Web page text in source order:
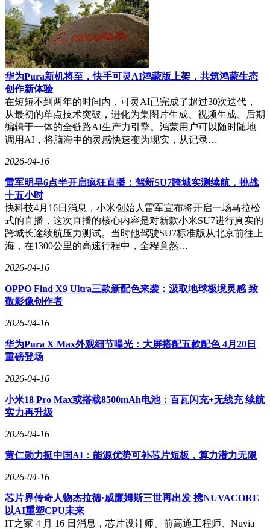
完成感知、推理和物理执行的闭环。邬贺铨指出，针对中小企
业自建算力不足和数据隐私风险高的痛点，本地初算+云端精
算成为最优解，平衡了成本与安全。
智能体业务对算力、云和网络提出了颠覆性要求。与传统互联
网业务相比，智能体业务的驱动主体从人工操作变为机器自主
循环，时间节律从昼夜分明变为7×24小时不间断运行，空间
分布从集中式变为多点网状、多并发级联调用。智能体对算力
的需求激增，单智能体Token消耗可达普通用户的10至1000
倍。尽管Token流量年增速高达330%，但通过小模型普及、极
致压缩和长上下文优化，未来5年算力增速可控制在41%左
右，实现效率与成本的平衡。
智能体时代也重构了云服务。传统云以资源提供为核心，而智
能体时代要求智能体原生云，优先布局智能体原生架构，构建
全局智能调度，搭建分布式记忆与向量引擎，深化“云—边—
端”协同，强化算力与网络优化。这一变革正加速重塑中国云
服务格局，AI云全栈服务迎来爆发，市场向智算融合、绿色
低碳和国产深化升级，覆盖智算基础设施、模型训练/推理、
智能体编排与运维。
网络升级同样迫在眉睫。智能体的长会话持续交互、多智能体
网络流量从南北向为主转为东西向占比80%，QPS提升10至
100倍。网络需从行政区组网转向智算中心—区域云—边缘—
预测与调度等技术，保障确定性与高可靠性。
华为Pura新机将至，快手可灵AI鸿蒙版上架，共筑鸿蒙生态
创作新体验
在短短不到两年的时间内，可灵AI已完成了超过30次迭代，
从最初的单点技术突破，进化为集图片生成、视频生成、后期
编辑于一体的全链路AI生产力引擎。鸿蒙用户可以随时随地
调用AI，将脑海中的灵感快速变为现实，从记录…
2026-04-16
雷军明早6点半开启疯狂直播：驾新SU7跨城实测续航，挑战
十五小时
快科技4月16日消息，小米创始人雷军宣布将开启一场马拉松
式的直播，这次直播的核心内容是对新款小米SU7进行真实的
跨城长途续航压力测试。当时他驾驶SU7标准版从北京前往上
海，在1300公里的高速行程中，全程竟然…
2026-04-16
OPPO Find X9 Ultra三款新配色来袭：汲取地球极境灵感 致
敬影像创作者
2026-04-16
华为Pura X Max外观细节曝光：大屏搭配五款配色 4月20日
重磅登场
2026-04-16
小米18 Pro Max或搭载8500mAh电池：百瓦闪充+无线充 续航
实力再升级
2026-04-16
黄仁勋力挺中国AI：能源优势可补芯片短板，算力潜力无限
2026-04-16
芯片界传奇人物杰拉德·威廉姆斯三世再出发 携NUVACORE
以AI重塑CPU未来
IT之家 4 月 16 日消息，芯片设计师、前高通工程师、Nuvia